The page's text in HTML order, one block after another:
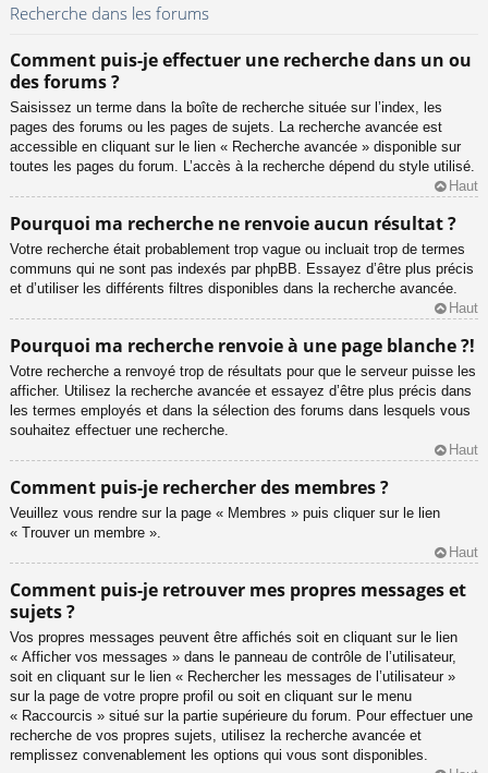
Recherche dans les forums
Comment puis-je effectuer une recherche dans un ou
des forums ?
Saisissez un terme dans la boîte de recherche située sur l’index, les
pages des forums ou les pages de sujets. La recherche avancée est
accessible en cliquant sur le lien « Recherche avancée » disponible sur
toutes les pages du forum. L’accès à la recherche dépend du style utilisé.
Haut
Pourquoi ma recherche ne renvoie aucun résultat ?
Votre recherche était probablement trop vague ou incluait trop de termes
communs qui ne sont pas indexés par phpBB. Essayez d’être plus précis
et d’utiliser les différents filtres disponibles dans la recherche avancée.
Haut
Pourquoi ma recherche renvoie à une page blanche ?!
Votre recherche a renvoyé trop de résultats pour que le serveur puisse les
afficher. Utilisez la recherche avancée et essayez d’être plus précis dans
les termes employés et dans la sélection des forums dans lesquels vous
souhaitez effectuer une recherche.
Haut
Comment puis-je rechercher des membres ?
Veuillez vous rendre sur la page « Membres » puis cliquer sur le lien
« Trouver un membre ».
Haut
Comment puis-je retrouver mes propres messages et
sujets ?
Vos propres messages peuvent être affichés soit en cliquant sur le lien
« Afficher vos messages » dans le panneau de contrôle de l’utilisateur,
soit en cliquant sur le lien « Rechercher les messages de l’utilisateur »
sur la page de votre propre profil ou soit en cliquant sur le menu
« Raccourcis » situé sur la partie supérieure du forum. Pour effectuer une
recherche de vos propres sujets, utilisez la recherche avancée et
remplissez convenablement les options qui vous sont disponibles.